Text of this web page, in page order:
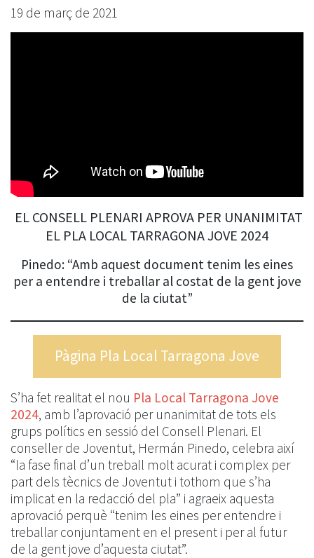
19 de març de 2021
EL CONSELL PLENARI APROVA PER UNANIMITAT
EL PLA LOCAL TARRAGONA JOVE 2024
Pinedo: “Amb aquest document tenim les eines
per a entendre i treballar al costat de la gent jove
de la ciutat”
Pàgina Pla Local Tarragona Jove
S’ha fet realitat el nou Pla Local Tarragona Jove
2024, amb l’aprovació per unanimitat de tots els
grups polítics en sessió del Consell Plenari. El
conseller de Joventut, Hermán Pinedo, celebra així
“la fase final d’un treball molt acurat i complex per
part dels tècnics de Joventut i tothom que s’ha
implicat en la redacció del pla” i agraeix aquesta
aprovació perquè “tenim les eines per entendre i
treballar conjuntament en el present i per al futur
de la gent jove d’aquesta ciutat”.